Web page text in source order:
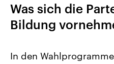
Was sich die
Bildung
In den